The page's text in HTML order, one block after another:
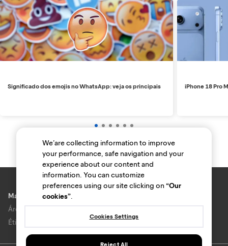
Significado dos emojis no WhatsApp: veja os principais iPhone 18 Pro
Marcas e lojas
Área do anunciante
Ética e Integridade
We’are collecting information to improve
your performance, safe navigation and your
experience about our content and
information. You can customize
preferences using our site clicking on“Our
cookies”.
Cookies Settings
Reject All